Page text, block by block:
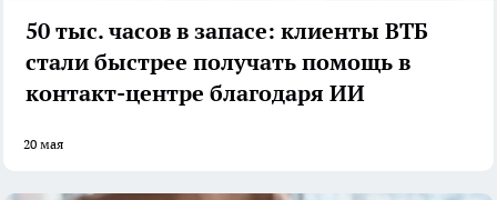
50 тыс. часов в запасе: клиенты ВТБ
стали быстрее получать помощь в
контакт-центре благодаря ИИ
20 мая